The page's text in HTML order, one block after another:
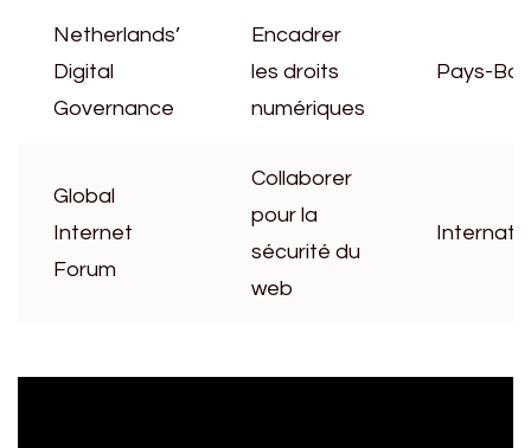
Netherlands’
Digital
Governance
Encadrer
les droits
numériques
Pays-Bas
Global
Internet
Forum
Collaborer
pour la
sécurité du
web